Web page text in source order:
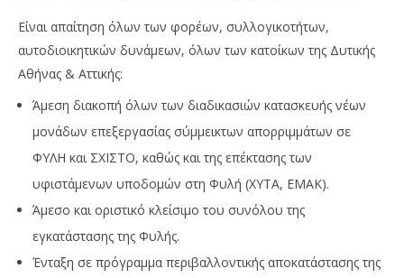
Είναι απαίτηση όλων των φορέων, συλλογικοτήτων,
αυτοδιοικητικών δυνάμεων, όλων των κατοίκων της Δυτικής
Αθήνας & Αττικής:
Άμεση διακοπή όλων των διαδικασιών κατασκευής νέων
μονάδων επεξεργασίας σύμμεικτων απορριμμάτων σε
ΦΥΛΗ και ΣΧΙΣΤΟ, καθώς και της επέκτασης των
υφιστάμενων υποδομών στη Φυλή (ΧΥΤΑ, ΕΜΑΚ).
Άμεσο και οριστικό κλείσιμο του συνόλου της
εγκατάστασης της Φυλής.
Ένταξη σε πρόγραμμα περιβαλλοντικής αποκατάστασης της